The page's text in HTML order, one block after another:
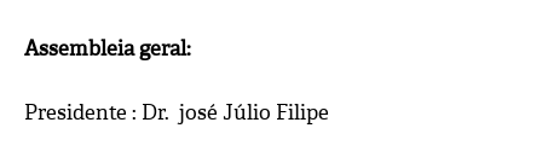
Assembleia geral:
Presidente : Dr. josé Júlio Filipe